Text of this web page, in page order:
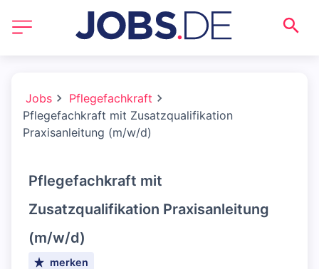
Jobs
Pflegefachkraft
Pflegefachkraft mit Zusatzqualifikation
Praxisanleitung (m/w/d)
Pflegefachkraft mit
Zusatzqualifikation Praxisanleitung
(m/w/d)
merken